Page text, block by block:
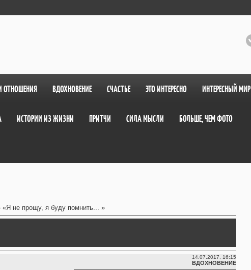
ВДОХНОВЕНИЕ СЧАСТЬЕ ЭТО ИНТЕРЕСНО ИНТЕРЕСНЫЙ МИР
ИСТОРИИ ИЗ ЖИЗНИ ПРИТЧИ СИЛА МЫСЛИ БОЛЬШЕ, ЧЕМ ФОТО
«Я не прощу, я буду помнить... »
14.07.2017, 16:15
ВДОХНОВЕНИЕ